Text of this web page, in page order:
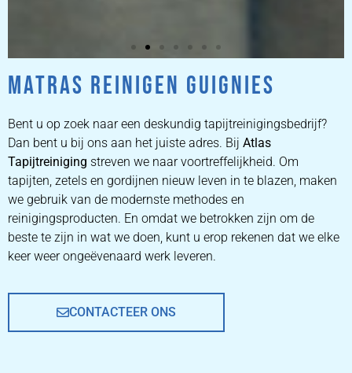
ZETEL
REINIGEN
ZETEL REINIGEN DOOR
PROFESSIONALS
PRIJZEN
MATRAS REINIGEN GUIGNIES
Bent u op zoek naar een deskundig tapijtreinigingsbedrijf?
Dan bent u bij ons aan het juiste adres. Bij Atlas
Tapijtreiniging streven we naar voortreffelijkheid. Om
tapijten, zetels en gordijnen nieuw leven in te blazen, maken
we gebruik van de modernste methodes en
reinigingsproducten. En omdat we betrokken zijn om de
beste te zijn in wat we doen, kunt u erop rekenen dat we elke
keer weer ongeëvenaard werk leveren.
CONTACTEER ONS